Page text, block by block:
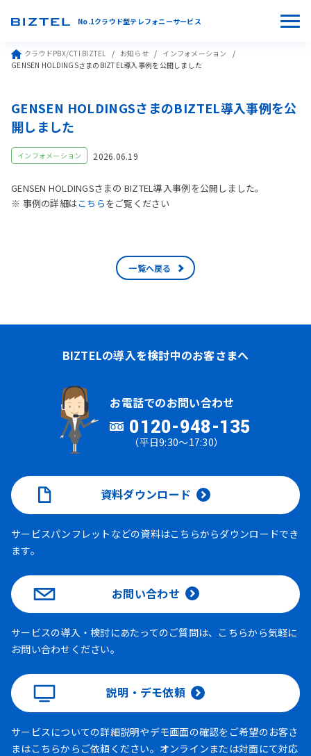
No.1クラウド型テレフォニーサービス
クラウドPBX/CTI BIZTEL お知らせ
インフォメーション
GENSEN HOLDINGSさまのBIZTEL導入事例を公開しました
GENSEN HOLDINGSさまのBIZTEL導入事例を公
開しました
インフォメーション 2026.06.19
GENSEN HOLDINGSさまの BIZTEL導入事例を公開しました。
※ 事例の詳細はこちら をご覧ください
一覧へ戻る
BIZTELの導入を検討中のお客さまへ
お電話でのお問い合わせ
0120-948-135
（平日9:30～17:30）
資料ダウンロード
サービスパンフレットなどの資料はこちらからダウンロードでき
ます。
お問い合わせ
サービスの導入・検討にあたってのご質問は、こちらから気軽に
お問い合わせください。
説明・デモ依頼
サービスについての詳細説明やデモ画面の確認をご希望のお客さ
まはこちらからご依頼ください。オンラインまたは対面にて対応